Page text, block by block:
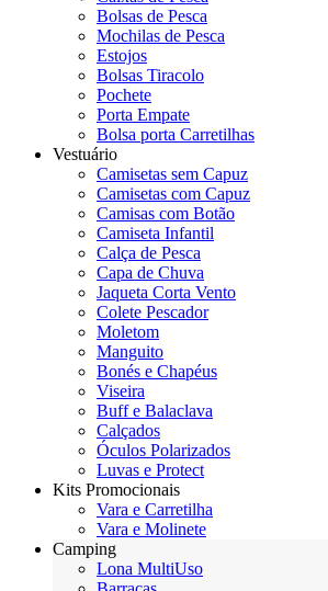
Bolsas de Pesca
Mochilas de Pesca
Estojos
Bolsas Tiracolo
Pochete
Porta Empate
Bolsa porta Carretilhas
Vestuário
Camisetas sem Capuz
Camisetas com Capuz
Camisas com Botão
Camiseta Infantil
Calça de Pesca
Capa de Chuva
Jaqueta Corta Vento
Colete Pescador
Moletom
Manguito
Bonés e Chapéus
Viseira
Buff e Balaclava
Calçados
Óculos Polarizados
Luvas e Protect
Kits Promocionais
Vara e Carretilha
Vara e Molinete
Camping
Lona MultiUso